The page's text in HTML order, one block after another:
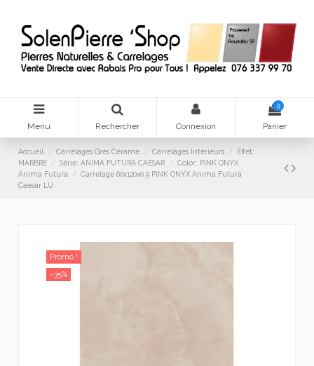
Menu Rechercher Connexion
0
Panier
Accueil Carrelages Grès Cérame Carrelages Intérieurs
Effet:
MARBRE
Série: ANIMA FUTURA CAESAR
Color: PINK ONYX
Anima Futura
Carrelage 60x120x0.9 PINK ONYX Anima Futura
Caesar LU
Promo !
-35%